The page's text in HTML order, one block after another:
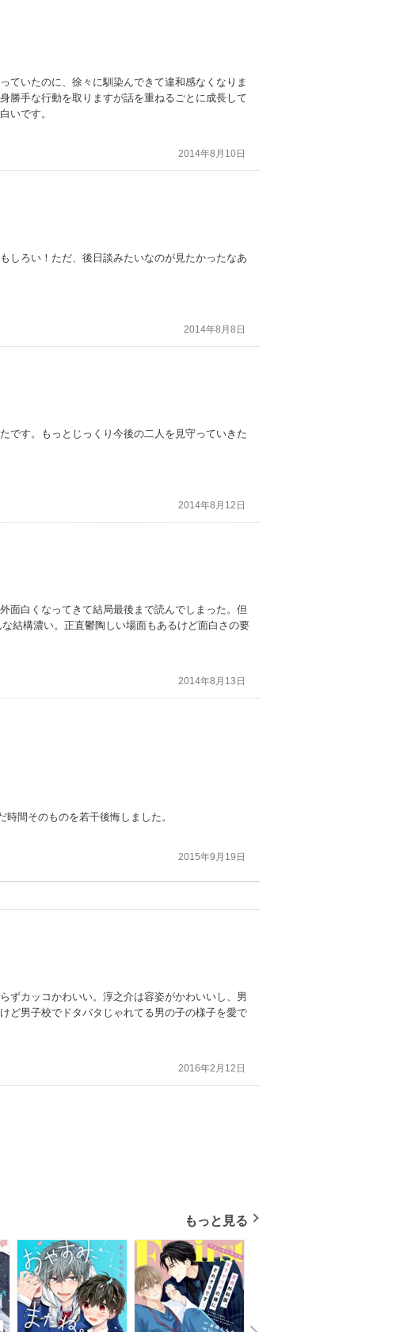
ていたのに、徐々に馴染んできて違和感なくなりま
勝手な行動を取りますが話を重ねるごとに成長して
いです。
2014年8月10日
しろい！ただ、後日談みたいなのが見たかったなあ
2014年8月8日
です。もっとじっくり今後の二人を見守っていきた
2014年8月12日
面白くなってきて結局最後まで読んでしまった。但
結構濃い。正直鬱陶しい場面もあるけど面白さの要
2014年8月13日
間そのものを若干後悔しました。
2015年9月19日
ずカッコかわいい。淳之介は容姿がかわいいし、男
ど男子校でドタバタじゃれてる男の子の様子を愛で
2016年2月12日
もっと見る